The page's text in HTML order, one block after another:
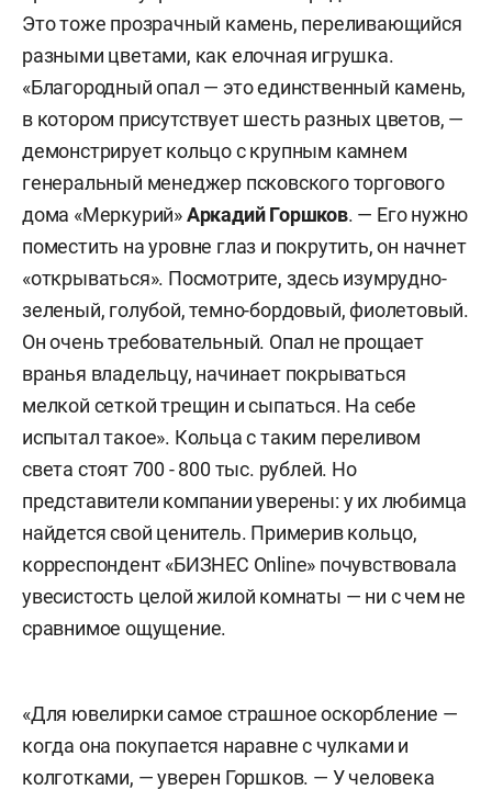
Это тоже прозрачный камень, переливающийся
разными цветами, как елочная игрушка.
«Благородный опал — это единственный камень,
в котором присутствует шесть разных цветов, —
демонстрирует кольцо с крупным камнем
генеральный менеджер псковского торгового
дома «Меркурий»Аркадий Горшков. — Его нужно
поместить на уровне глаз и покрутить, он начнет
«открываться». Посмотрите, здесь изумрудно-
зеленый, голубой, темно-бордовый, фиолетовый.
Он очень требовательный. Опал не прощает
вранья владельцу, начинает покрываться
мелкой сеткой трещин и сыпаться. На себе
испытал такое». Кольца с таким переливом
света стоят 700 - 800 тыс. рублей. Но
представители компании уверены: у их любимца
найдется свой ценитель. Примерив кольцо,
корреспондент «БИЗНЕС Online» почувствовала
увесистость целой жилой комнаты — ни с чем не
сравнимое ощущение.
«Для ювелирки самое страшное оскорбление —
когда она покупается наравне с чулками и
колготками, — уверен Горшков. — У человека